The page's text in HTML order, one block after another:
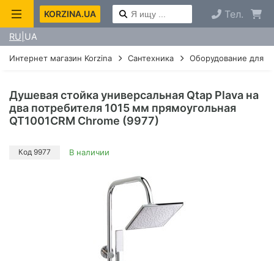
KORZINA.UA Тел.
RU UA
Интернет магазин Korzina Сантехника Оборудование для
Душевая стойка универсальная Qtap Plava на
два потребителя 1015 мм прямоугольная
QT1001CRM Chrome (9977)
Код 9977 В наличии